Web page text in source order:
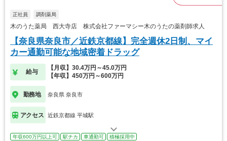
正社員 調剤薬局
木のうた薬局 西大寺店 株式会社ファーマシー木のうたの薬剤師求人
【奈良県奈良市／近鉄京都線】完全週休2日制、マイ
カー通勤可能な地域密着ドラッグ
給与
【月収】30.4万円～45.0万円
【年収】450万円～600万円
勤務地 奈良県 奈良市
アクセス 近鉄京都線 平城駅
年収600万円以上可 駅チカ 車通勤可 積極採用中